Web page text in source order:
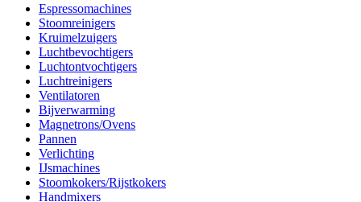
Espressomachines
Stoomreinigers
Kruimelzuigers
Luchtbevochtigers
Luchtontvochtigers
Luchtreinigers
Ventilatoren
Bijverwarming
Magnetrons/Ovens
Pannen
Verlichting
IJsmachines
Stoomkokers/Rijstkokers
Handmixers